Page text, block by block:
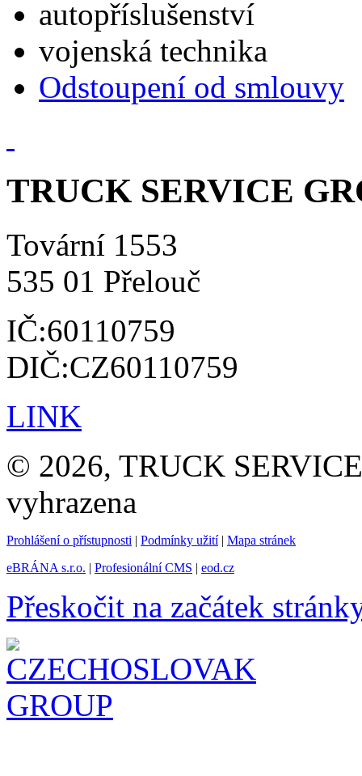
autopříslušenství
vojenská technika
Odstoupení od smlouvy
TRUCK SERVICE
Tovární 1553
535 01 Přelouč
IČ:60110759
DIČ:CZ60110759
LINK
© 2026, TRUCK
vyhrazena
Prohlášení o přístupnosti | Podmínky užití| Mapa stránek
eBRÁNA s.r.o. | Profesionální CMS | eod.cz
Přeskočit na začátek